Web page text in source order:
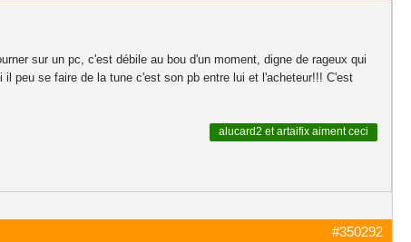
sur un pc, c'est débile au bou d'un moment, digne de rageux qui
peu se faire de la tune c'est son pb entre lui et l'acheteur!!! C'est
alucard2 etartaifix aiment ceci
#350292